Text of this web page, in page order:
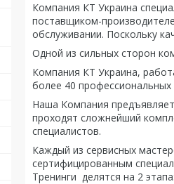
Компания КТ Украина
поставщиком-
обслуживании. Поскольку
Одной из сильных сторон
Компания КТ Украина,
более 40
Наша Компания
проходят сложнейший
специалистов.
Каждый из сервисных
сертифицированным
Тренинги делятся на 2